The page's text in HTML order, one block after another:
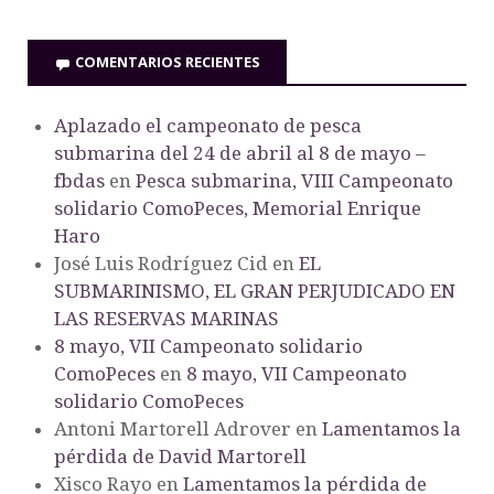
COMENTARIOS RECIENTES
Aplazado el campeonato de pesca
submarina del 24 de abril al 8 de mayo –
fbdas en Pesca submarina, VIII Campeonato
solidario ComoPeces, Memorial Enrique
Haro
José Luis Rodríguez Cid en EL
SUBMARINISMO, EL GRAN PERJUDICADO EN
LAS RESERVAS MARINAS
8 mayo, VII Campeonato solidario
ComoPeces en 8 mayo, VII Campeonato
solidario ComoPeces
Antoni Martorell Adrover en Lamentamos la
pérdida de David Martorell
Xisco Rayo en Lamentamos la pérdida de